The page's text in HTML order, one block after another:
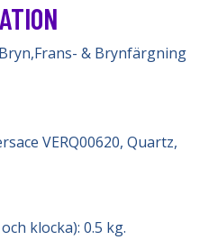
,Frans- & Brynfärgning
VERQ00620, Quartz,
klocka): 0.5 kg.